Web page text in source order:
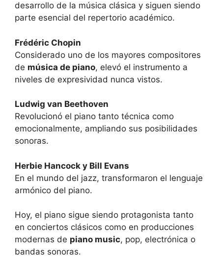
desarrollo de la música clásica y siguen siendo
parte esencial del repertorio académico.
Frédéric Chopin
Considerado uno de los mayores compositores
de música de piano, elevó el instrumento a
niveles de expresividad nunca vistos.
Ludwig van Beethoven
Revolucionó el piano tanto técnica como
emocionalmente, ampliando sus posibilidades
sonoras.
Herbie Hancock y Bill Evans
En el mundo del jazz, transformaron el lenguaje
armónico del piano.
Hoy, el piano sigue siendo protagonista tanto
en conciertos clásicos como en producciones
modernas de piano music, pop, electrónica o
bandas sonoras.